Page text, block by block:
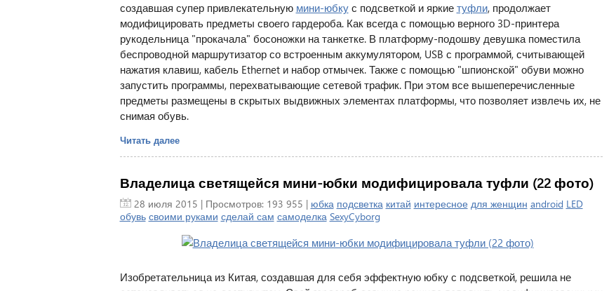
создавшая супер привлекательную мини-юбкус подсветкой и яркие туфли, продолжает
модифицировать предметы своего гардероба. Как всегда с помощью верного 3D-принтера
рукодельница "прокачала" босоножки на танкетке. В платформу-подошву девушка поместила
беспроводной маршрутизатор со встроенным аккумулятором, USB с программой, считывающей
нажатия клавиш, кабель Ethernet и набор отмычек. Также с помощью "шпионской" обуви можно
запустить программы, перехватывающие сетевой трафик. При этом все вышеперечисленные
предметы размещены в скрытых выдвижных элементах платформы, что позволяет извлечь их, не
снимая обувь.
Читать далее
Владелица светящейся мини-юбки модифицировала туфли (22 фото)
28 июля 2015 | Просмотров: 193 955 | юбка подсветка китай интересное для женщин android LED
обувь своими руками сделай сам самоделка SexyCyborg
Изобретательница из Китая, создавшая для себя эффектную юбку с подсветкой, решила не